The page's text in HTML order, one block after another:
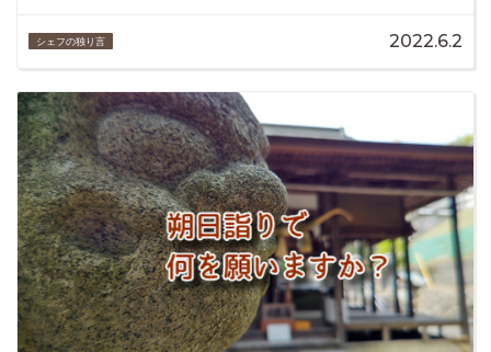
シェフの独り言 2022.6.2